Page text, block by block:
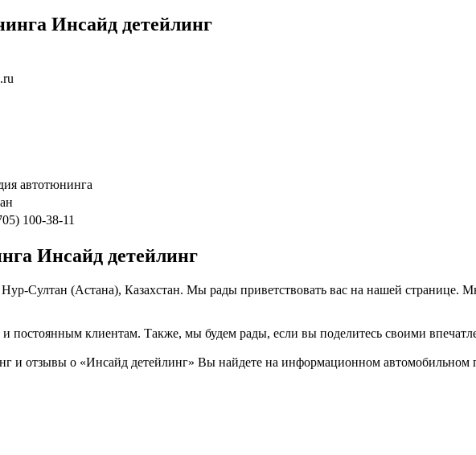
Инсайд детейлинг
автотюнинга
100-38-11
Инсайд детейлинг
Султан (Астана), Казахстан. Мы рады приветствовать вас на нашей странице.
постоянным клиентам. Также, мы будем рады, если вы поделитесь своими
и отзывы о «Инсайд детейлинг» Вы найдете на информационном автомобильном